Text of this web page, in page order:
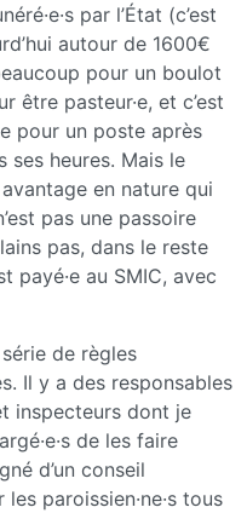
par l’État (c’est
autour de 1600€
pour un boulot
être pasteur·e, et c’est
pour un poste après
ses heures. Mais le
en nature qui
pas une passoire
pas, dans le reste
payé·e au SMIC, avec
de règles
Il y a des responsables
inspecteurs dont je
de les faire
d’un conseil
paroissien·ne·s tous